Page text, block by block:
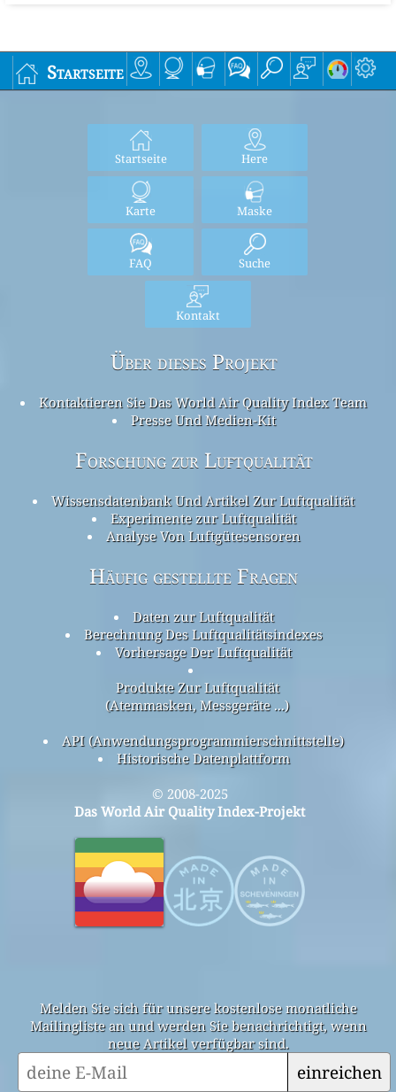
Startseite
Startseite Here
Karte Maske
FAQ Suche
Kontakt
Über dieses Projekt
Kontaktieren Sie Das World Air Quality Index Team
Presse Und Medien-Kit
Forschung zur Luftqualität
Wissensdatenbank Und Artikel Zur Luftqualität
Experimente zur Luftqualität
Analyse Von Luftgütesensoren
Häufig gestellte Fragen
Daten zur Luftqualität
Berechnung Des Luftqualitätsindexes
Vorhersage Der Luftqualität
Produkte Zur Luftqualität
(Atemmasken, Messgeräte ...)
API (Anwendungsprogrammierschnittstelle)
Historische Datenplattform
© 2008-2025
Das World Air Quality Index-Projekt
Melden Sie sich für unsere kostenlose monatliche
Mailingliste an und werden Sie benachrichtigt, wenn
neue Artikel verfügbar sind.
einreichen